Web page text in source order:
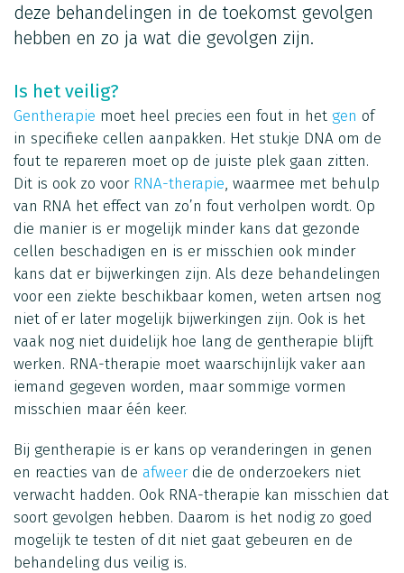
deze behandelingen in de toekomst gevolgen
hebben en zo ja wat die gevolgen zijn.
Is het veilig?
Gentherapie moet heel precies een fout in het gen of
in specifieke cellen aanpakken. Het stukje DNA om de
fout te repareren moet op de juiste plek gaan zitten.
Dit is ook zo voor RNA-therapie, waarmee met behulp
van RNA het effect van zo’n fout verholpen wordt. Op
die manier is er mogelijk minder kans dat gezonde
cellen beschadigen en is er misschien ook minder
kans dat er bijwerkingen zijn. Als deze behandelingen
voor een ziekte beschikbaar komen, weten artsen nog
niet of er later mogelijk bijwerkingen zijn. Ook is het
vaak nog niet duidelijk hoe lang de gentherapie blijft
werken. RNA-therapie moet waarschijnlijk vaker aan
iemand gegeven worden, maar sommige vormen
misschien maar één keer.
Bij gentherapie is er kans op veranderingen in genen
en reacties van de afweerdie de onderzoekers niet
verwacht hadden. Ook RNA-therapie kan misschien dat
soort gevolgen hebben. Daarom is het nodig zo goed
mogelijk te testen of dit niet gaat gebeuren en de
behandeling dus veilig is.